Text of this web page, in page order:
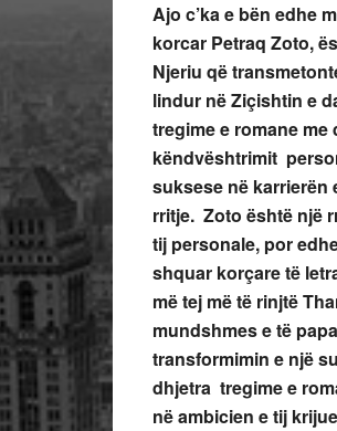
Ajo c’ka e bën edhe
korcar Petraq Zoto,
Njeriu që
lindur në Ziçishtin e
tregime e romane me
këndvështrimit
suksese në karrierën
rritje. Zoto është një
tij personale, por
shquar korçare të
më tej më të rinjtë
mundshmes e të
transformimin e një
dhjetra tregime e
në ambicien e tij